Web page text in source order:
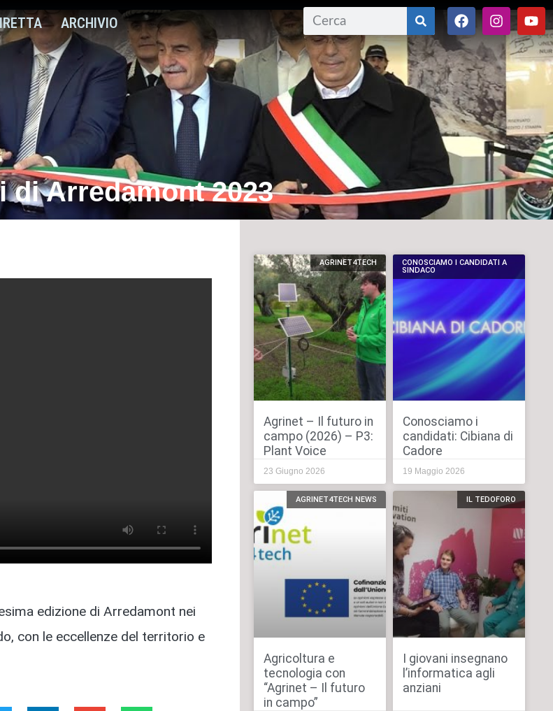
ARCHIVIO
Arredamont 2023
edizione di Arredamont nei
con le eccellenze del territorio e
AGRINET4TECH
Agrinet – Il futuro in
campo (2026) – P3:
Plant Voice
23 Giugno 2026
CONOSCIAMO I CANDIDATI A
SINDACO
Conosciamo i
candidati: Cibiana di
Cadore
19 Maggio 2026
AGRINET4TECH NEWS
Agricoltura e
tecnologia con
“Agrinet – Il futuro
in campo”
IL TEDOFORO
I giovani insegnano
l’informatica agli
anziani